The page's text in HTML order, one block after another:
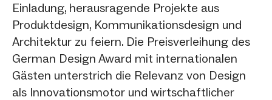
Einladung, herausragende Projekte aus
Produktdesign, Kommunikationsdesign und
Architektur zu feiern. Die Preisverleihung des
German Design Award mit internationalen
Gästen unterstrich die Relevanz von Design
als Innovationsmotor und wirtschaftlicher